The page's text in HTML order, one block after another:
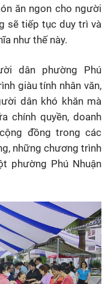
ăn ngon cho người
sẽ tiếp tục duy trì và
như thế này.
dân phường Phú
giàu tính nhân văn,
dân khó khăn mà
chính quyền, doanh
đồng trong các
những chương trình
phường Phú Nhuận